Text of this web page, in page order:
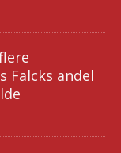
Falcks andel